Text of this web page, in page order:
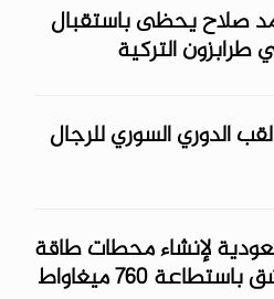
صلاح يحظى باستقبال
التركية
الدوري السوري للرجال
لإنشاء محطات طاقة
760 ميغاواط